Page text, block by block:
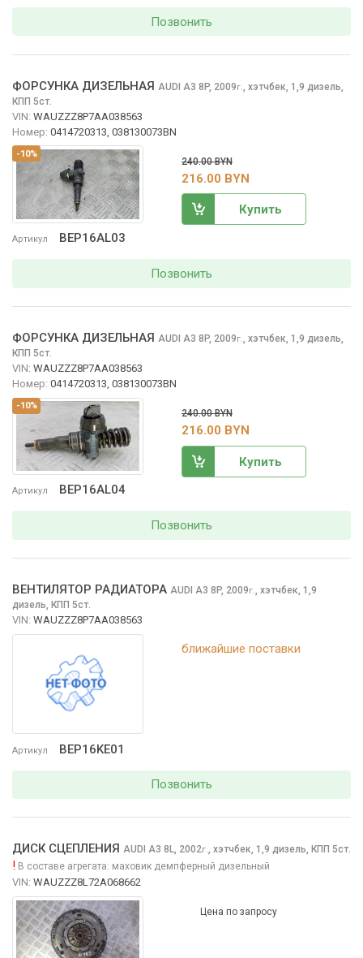
Позвонить
-10%
Артикул BEP16AL03
ФОРСУНКА ДИЗЕЛЬНАЯ AUDI A3 8P, 2009г., хэтчбек, 1,9 дизель,
КПП 5ст.
VIN: WAUZZZ8P7AA038563
Номер: 0414720313, 038130073BN
240.00 BYN
216.00 BYN
Купить
Позвонить
-10%
Артикул BEP16AL04
ФОРСУНКА ДИЗЕЛЬНАЯ AUDI A3 8P, 2009г., хэтчбек, 1,9 дизель,
КПП 5ст.
VIN: WAUZZZ8P7AA038563
Номер: 0414720313, 038130073BN
240.00 BYN
216.00 BYN
Купить
Позвонить
Артикул BEP16KE01
ВЕНТИЛЯТОР РАДИАТОРА AUDI A3 8P, 2009г., хэтчбек, 1,9
дизель, КПП 5ст.
VIN: WAUZZZ8P7AA038563
ближайшие поставки
Позвонить
ДИСК СЦЕПЛЕНИЯ AUDI A3 8L, 2002г., хэтчбек, 1,9 дизель, КПП 5ст.
! В составе агрегата: маховик демпферный дизельный
VIN: WAUZZZ8L72A068662
Цена по запросу